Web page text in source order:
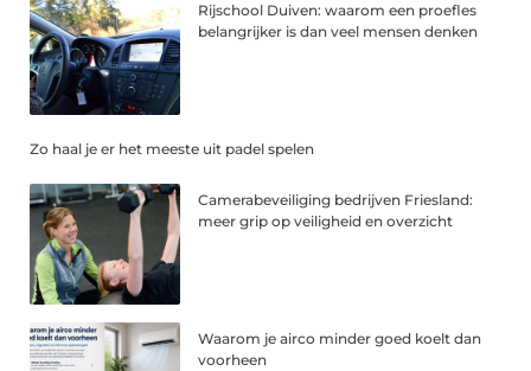
Rijschool Duiven: waarom een proefles
belangrijker is dan veel mensen denken
Zo haal je er het meeste uit padel spelen
Camerabeveiliging bedrijven Friesland:
meer grip op veiligheid en overzicht
Waarom je airco minder goed koelt dan
voorheen